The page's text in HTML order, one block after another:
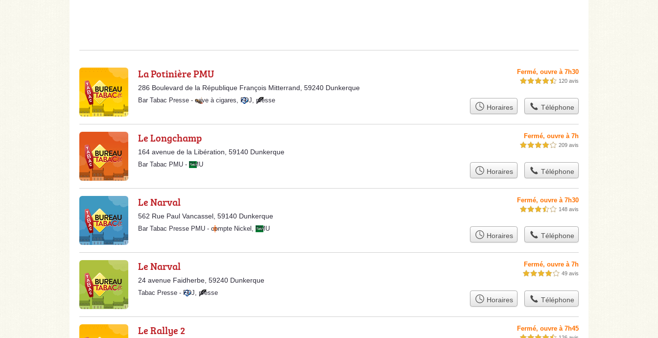
La Potinière PMU
286 Boulevard de la République François Mitterrand, 59240 Dunkerque
Fermé, ouvre à 7h30
4,5 étoiles sur 5 120 avis
Bar Tabac Presse - cave à cigares, FDJ, presse
Horaires Téléphone
Le Longchamp
164 avenue de la Libération, 59140 Dunkerque
Fermé, ouvre à 7h
4,0 étoiles sur 5 209 avis
Bar Tabac PMU - PMU
Horaires Téléphone
Le Narval
562 Rue Paul Vancassel, 59140 Dunkerque
Fermé, ouvre à 7h30
3,5 étoiles sur 5 148 avis
Bar Tabac Presse PMU - compte Nickel , PMU
Horaires Téléphone
Le Narval
24 avenue Faidherbe, 59240 Dunkerque
Fermé, ouvre à 7h
4,0 étoiles sur 5 49 avis
Tabac Presse - FDJ, presse
Horaires Téléphone
Le Rallye 2 Fermé, ouvre à 7h45